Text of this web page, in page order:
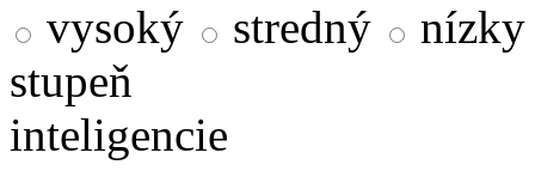
vysoký
stredný
nízky
stupeň
inteligencie